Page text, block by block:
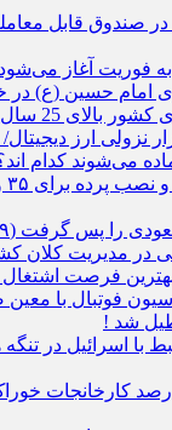
در صندوق قابل
فوریت آغاز می‌شود
امام حسین (ع) در
می‌شوند کدام
پس گرفت (۲۹ مرداد ۱۴۰۴)
مدیریت کلان
فرصت اشتغال
فوتبال با
شد !
با اسرائیل در
تعطیلی 75 درصد